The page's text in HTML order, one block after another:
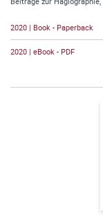
2020 | Book - Paperback
2020 | eBook - PDF